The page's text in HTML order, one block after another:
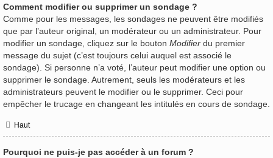
Comment modifier ou supprimer un sondage ?
Comme pour les messages, les sondages ne peuvent être modifiés
que par l’auteur original, un modérateur ou un administrateur. Pour
modifier un sondage, cliquez sur le bouton Modifier du premier
message du sujet (c’est toujours celui auquel est associé le
sondage). Si personne n’a voté, l’auteur peut modifier une option ou
supprimer le sondage. Autrement, seuls les modérateurs et les
administrateurs peuvent le modifier ou le supprimer. Ceci pour
empêcher le trucage en changeant les intitulés en cours de sondage.
Haut
Pourquoi ne puis-je pas accéder à un forum ?